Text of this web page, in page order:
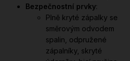
Bezpečnostní prvky:
Plně kryté zápalky se
směrovým odvodem
spalin, odpružené
zápalníky, skryté